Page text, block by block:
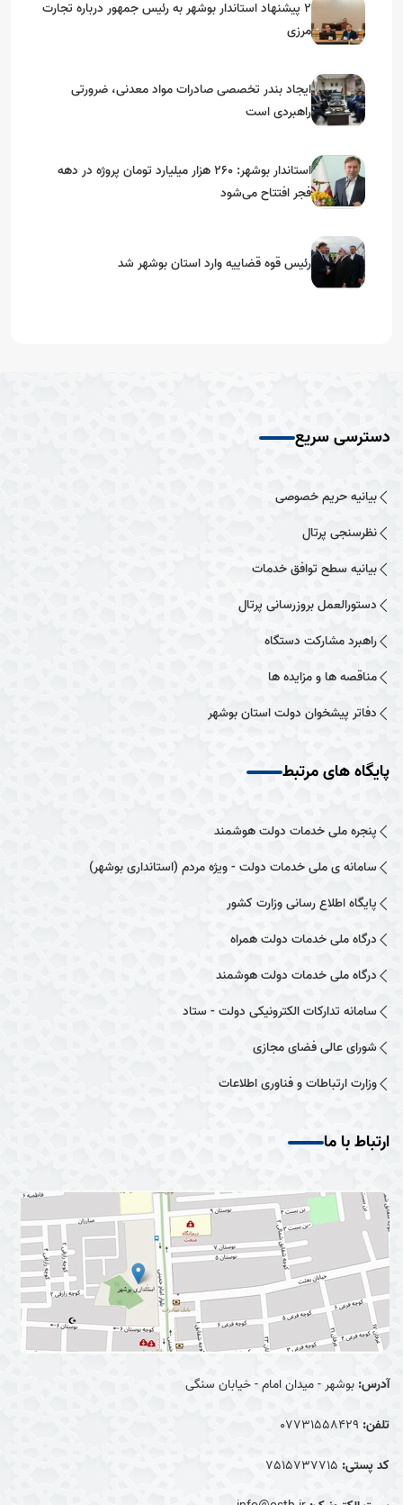
۲ پیشنهاد استاندار بوشهر به رئیس جمهور درباره تجارت
مرزی
ایجاد بندر تخصصی صادرات مواد معدنی، ضرورتی
راهبردی است
استاندار بوشهر: ۲۶۰ هزار میلیارد تومان پروژه در دهه
فجر افتتاح می‌شود
رئیس قوه قضاییه وارد استان بوشهر شد
دسترسی سریع
بیانیه حریم خصوصی
نظرسنجی پرتال
بیانیه سطح توافق خدمات
دستورالعمل بروزرسانی پرتال
راهبرد مشارکت دستگاه
مناقصه ها و مزایده ها
دفاتر پیشخوان دولت استان بوشهر
پایگاه های مرتبط
پنجره ملی خدمات دولت هوشمند
سامانه ی ملی خدمات دولت - ویژه مردم (استانداری بوشهر)
پایگاه اطلاع رسانی وزارت کشور
درگاه ملی خدمات دولت همراه
درگاه ملی خدمات دولت هوشمند
سامانه تدارکات الکترونیکی دولت - ستاد
شورای عالی فضای مجازی
وزارت ارتباطات و فناوری اطلاعات
ارتباط با ما
آدرس: بوشهر - میدان امام - خیابان سنگی
تلفن: 07731558429
کد پستی: 7515737715